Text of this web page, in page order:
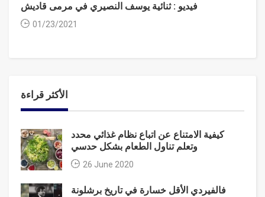
فيديو : ثنائية يوسف النصيري في مرمى قاديش
01/23/2021
الأكثر قراءة
كيفية الامتناع عن اتباع نظام غذائي محدد
وتعلم تناول الطعام بشكل حدسي
26 June 2020
فالفيردي الأقل خسارة في تاريخ برشلونة